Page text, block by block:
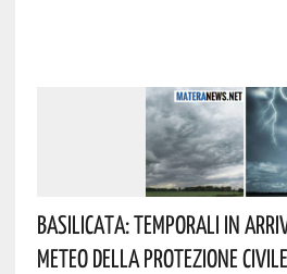
Basilicata: Temporali In
Meteo Della Protezione Civile